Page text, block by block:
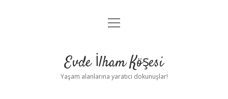
Anasayfa
Yasal Uyarı
menüyü
Evde İlham Köşesi
Yaşam alanlarına yaratıcı dokunuşlar!